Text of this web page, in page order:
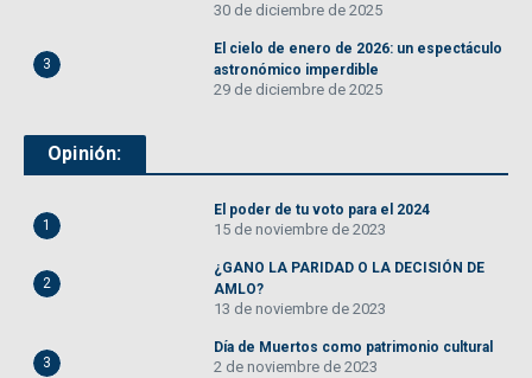
30 de diciembre de 2025
3
El cielo de enero de 2026: un espectáculo
astronómico imperdible
29 de diciembre de 2025
Opinión:
1
El poder de tu voto para el 2024
15 de noviembre de 2023
2
¿GANO LA PARIDAD O LA DECISIÓN DE
AMLO?
13 de noviembre de 2023
3
Día de Muertos como patrimonio cultural
2 de noviembre de 2023